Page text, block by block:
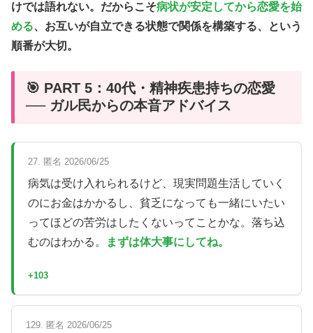
けでは語れない。だからこそ病状が安定してから恋愛を始
める、お互いが自立できる状態で関係を構築する、という
順番が大切。
🎯 PART 5：40代・精神疾患持ちの恋愛
── ガル民からの本音アドバイス
27. 匿名 2026/06/25
病気は受け入れられるけど、現実問題生活していく
のにお金はかかるし、貧乏になっても一緒にいたい
ってほどの苦労はしたくないってことかな。落ち込
むのはわかる。
まずは体大事にしてね。
+103
129. 匿名 2026/06/25